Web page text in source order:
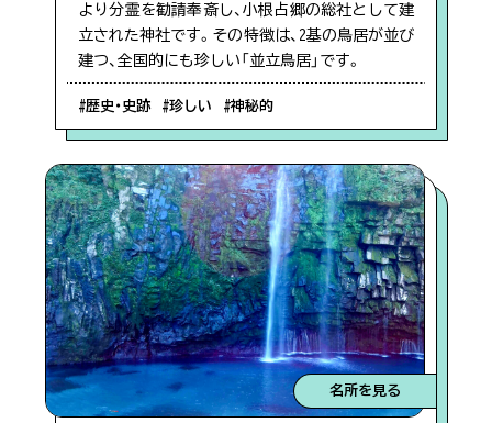
より分霊を勧請奉斎し、小根占郷の総社として建
立された神社です。その特徴は、2基の鳥居が並び
建つ、全国的にも珍しい「並立鳥居」です。
#歴史・史跡 #珍しい #神秘的
名所を見る